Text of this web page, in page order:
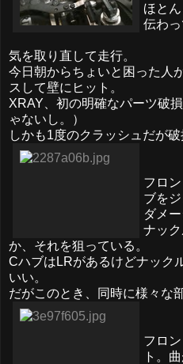
ほと
伝わっ
気を取り直して走行。
今日朝からちょいと困った人
スして壁にヒット。
XRAY、初の明確なパーツ破
ゃないし。）
しかも1度のクラッシュだが破
フロ
ブを
ダメ
ナッ
か、それを狙っている。
CハブはLRがあるけどナック
いい。
だがこのとき、同時に様々な
フロ
ト。